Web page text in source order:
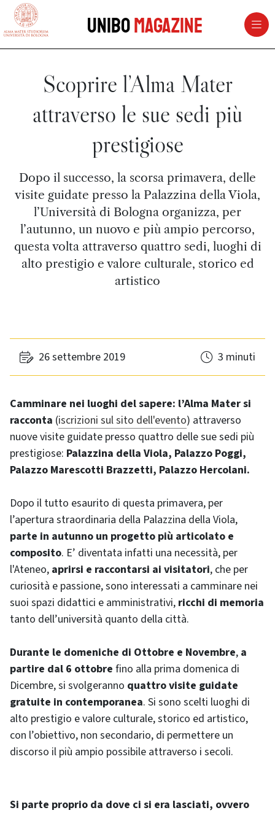
vai al contenuto della pagina
UniboMagazine
Scoprire l’Alma Mater
attraverso le sue sedi più
prestigiose
Dopo il successo, la scorsa primavera, delle
visite guidate presso la Palazzina della Viola,
l’Università di Bologna organizza, per
l’autunno, un nuovo e più ampio percorso,
questa volta attraverso quattro sedi, luoghi di
alto prestigio e valore culturale, storico ed
artistico
26 settembre 2019 3 minuti
Camminare nei luoghi del sapere: l’Alma Mater si
racconta (iscrizioni sul sito dell'evento) attraverso
nuove visite guidate presso quattro delle sue sedi più
prestigiose: Palazzina della Viola, Palazzo Poggi,
Palazzo Marescotti Brazzetti, Palazzo Hercolani.
Dopo il tutto esaurito di questa primavera, per
l’apertura straordinaria della Palazzina della Viola,
parte in autunno un progetto più articolato e
composito. E’ diventata infatti una necessità, per
l'Ateneo, aprirsi e raccontarsi ai visitatori, che per
curiosità e passione, sono interessati a camminare nei
suoi spazi didattici e amministrativi, ricchi di memoria
tanto dell’università quanto della città.
Durante le domeniche di Ottobre e Novembre, a
partire dal 6 ottobre fino alla prima domenica di
Dicembre, si svolgeranno quattro visite guidate
gratuite in contemporanea. Si sono scelti luoghi di
alto prestigio e valore culturale, storico ed artistico,
con l’obiettivo, non secondario, di permettere un
discorso il più ampio possibile attraverso i secoli.
Si parte proprio da dove ci si era lasciati, ovvero